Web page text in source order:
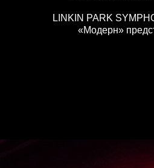
LINKIN PARK
«Модерн»